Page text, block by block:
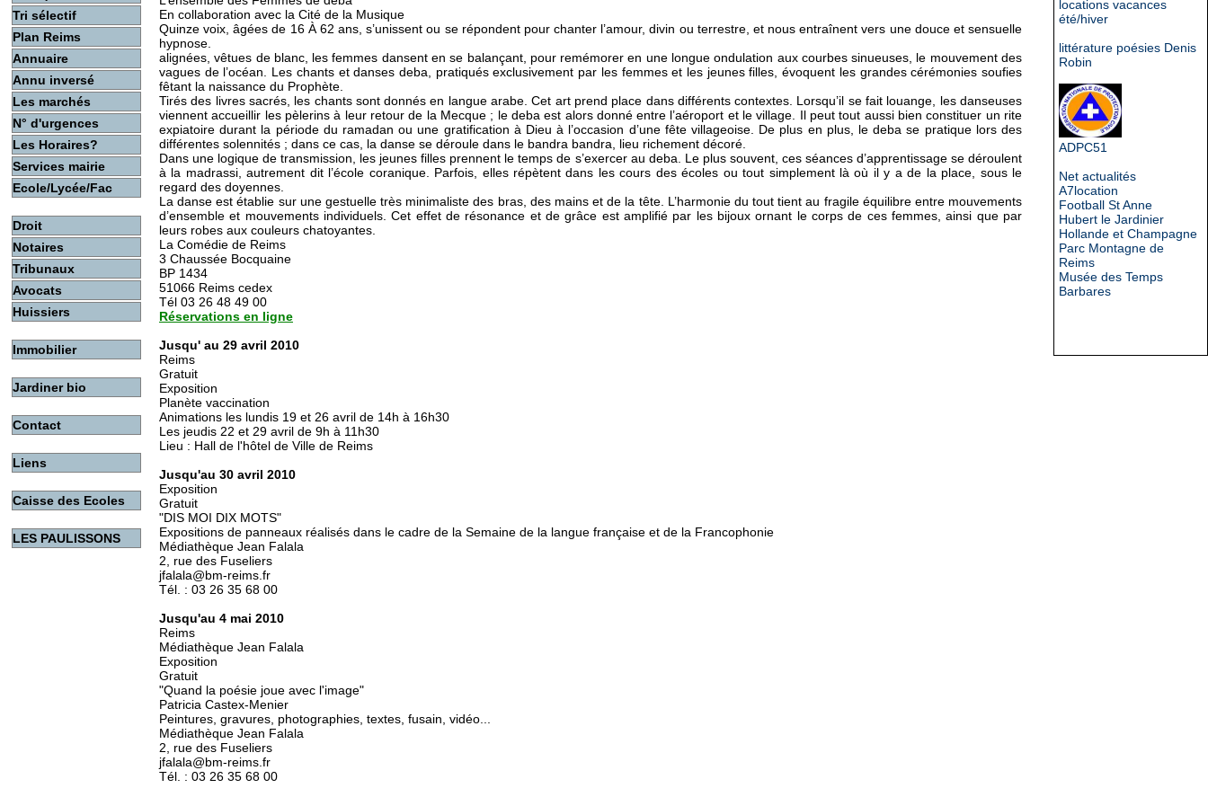
Tri sélectif
Plan Reims
Annuaire
Annu inversé
Les marchés
N° d'urgences
Les Horaires?
Services mairie
Ecole/Lycée/Fac
Droit
Notaires
Tribunaux
Avocats
Huissiers
Immobilier
Jardiner bio
Contact
Liens
Caisse des Ecoles
LES PAULISSONS
En collaboration avec la Cité de la Musique
Quinze voix, âgées de 16 À 62 ans, s’unissent ou se répondent pour chanter l’amour, divin ou terrestre, et nous entraînent vers une douce et sensuelle
hypnose.
alignées, vêtues de blanc, les femmes dansent en se balançant, pour remémorer en une longue ondulation aux courbes sinueuses, le mouvement des
vagues de l’océan. Les chants et danses deba, pratiqués exclusivement par les femmes et les jeunes filles, évoquent les grandes cérémonies soufies
fêtant la naissance du Prophète.
Tirés des livres sacrés, les chants sont donnés en langue arabe. Cet art prend place dans différents contextes. Lorsqu’il se fait louange, les danseuses
viennent accueillir les pèlerins à leur retour de la Mecque ; le deba est alors donné entre l’aéroport et le village. Il peut tout aussi bien constituer un rite
expiatoire durant la période du ramadan ou une gratification à Dieu à l’occasion d’une fête villageoise. De plus en plus, le deba se pratique lors des
différentes solennités ; dans ce cas, la danse se déroule dans le bandra bandra, lieu richement décoré.
Dans une logique de transmission, les jeunes filles prennent le temps de s’exercer au deba. Le plus souvent, ces séances d’apprentissage se déroulent
à la madrassi, autrement dit l’école coranique. Parfois, elles répètent dans les cours des écoles ou tout simplement là où il y a de la place, sous le
regard des doyennes.
La danse est établie sur une gestuelle très minimaliste des bras, des mains et de la tête. L’harmonie du tout tient au fragile équilibre entre mouvements
d’ensemble et mouvements individuels. Cet effet de résonance et de grâce est amplifié par les bijoux ornant le corps de ces femmes, ainsi que par
leurs robes aux couleurs chatoyantes.
La Comédie de Reims
3 Chaussée Bocquaine
BP 1434
51066 Reims cedex
Tél 03 26 48 49 00
Réservations en ligne
Jusqu' au 29 avril 2010
Reims
Gratuit
Exposition
Planète vaccination
Animations les lundis 19 et 26 avril de 14h à 16h30
Les jeudis 22 et 29 avril de 9h à 11h30
Lieu : Hall de l'hôtel de Ville de Reims
Jusqu'au 30 avril 2010
Exposition
Gratuit
"DIS MOI DIX MOTS"
Expositions de panneaux réalisés dans le cadre de la Semaine de la langue française et de la Francophonie
Médiathèque Jean Falala
2, rue des Fuseliers
jfalala@bm-reims.fr
Tél. : 03 26 35 68 00
Jusqu'au 4 mai 2010
Reims
Médiathèque Jean Falala
Exposition
Gratuit
"Quand la poésie joue avec l'image"
Patricia Castex-Menier
Peintures, gravures, photographies, textes, fusain, vidéo...
Médiathèque Jean Falala
2, rue des Fuseliers
jfalala@bm-reims.fr
Tél. : 03 26 35 68 00
locations vacances
été/hiver
littérature poésies Denis
Robin
ADPC51
Net actualités
A7location
Football St Anne
Hubert le Jardinier
Hollande et Champagne
Parc Montagne de
Reims
Musée des Temps
Barbares